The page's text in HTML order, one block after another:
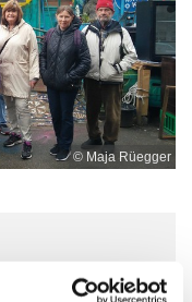
© Maja Rüegger
- 14:00